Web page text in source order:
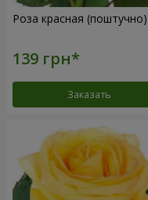
Роза красная (поштучно)
Заказать